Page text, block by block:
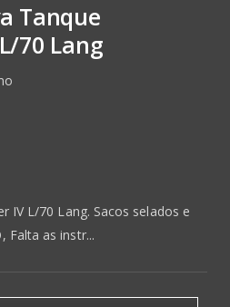
Tanque
70 Lang
IV L/70 Lang. Sacos selados e
Falta as instr...